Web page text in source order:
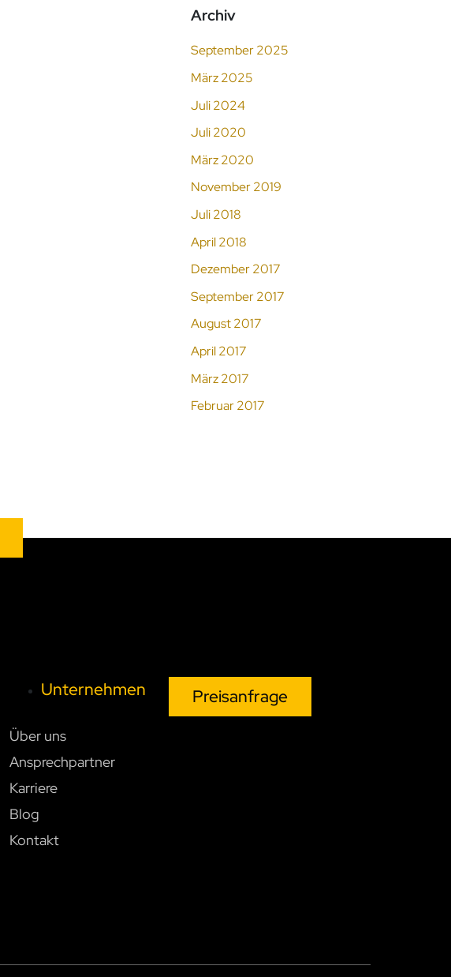
Archiv
September 2025
März 2025
Juli 2024
Juli 2020
März 2020
November 2019
Juli 2018
April 2018
Dezember 2017
September 2017
August 2017
April 2017
März 2017
Februar 2017
Unternehmen
Über uns
Ansprechpartner
Karriere
Blog
Kontakt
Preisanfrage